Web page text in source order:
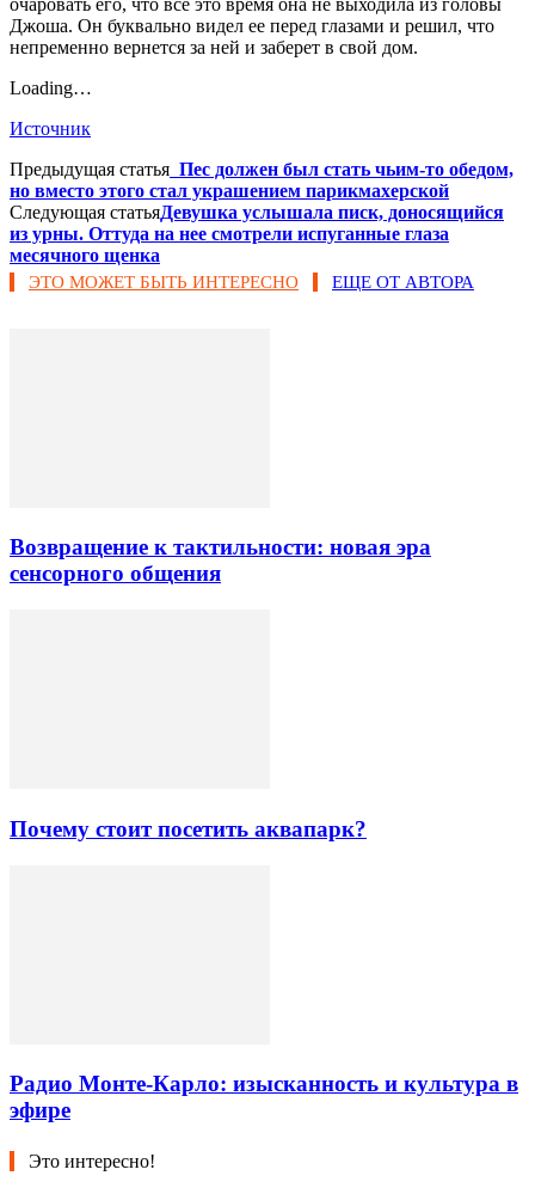
Джоша. Он буквально видел ее перед глазами и решил, что
непременно вернется за ней и заберет в свой дом.
Loading…
Источник
Предыдущая статья Пес должен был стать чьим-то обедом,
но вместо этого стал украшением парикмахерской
Следующая статьяДевушка услышала писк, доносящийся
из урны. Оттуда на нее смотрели испуганные глаза
месячного щенка
ЭТО МОЖЕТ БЫТЬ ИНТЕРЕСНО ЕЩЕ ОТ АВТОРА
Возвращение к тактильности: новая эра
сенсорного общения
Почему стоит посетить аквапарк?
Радио Монте-Карло: изысканность и культура в
эфире
Это интересно!